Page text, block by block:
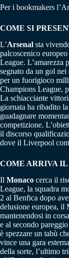
Per i bookmakers
COME SI
L’Arsenal sta
palcoscenico
League. L’amarezza
segnato da un gol
per un fuorigioco
Champions League,
La schiacciante
giornata ha ribadito
guadagnare
competizione.
il discorso
dove il Liverpool
COME ARRIVA
Il Monaco cerca il
League, la squadra
2 al Benfica dopo
delusione europea, il
mantenendosi in
e al secondo
è spezzare un tabù
vince una gara
della sorte, l’ultimo